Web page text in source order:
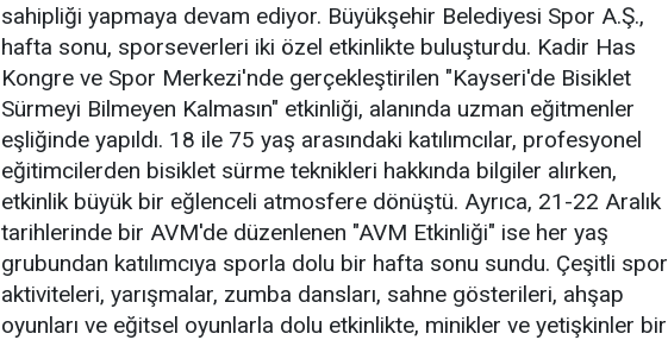
sahipliği yapmaya devam ediyor. Büyükşehir Belediyesi Spor A.Ş.,
hafta sonu, sporseverleri iki özel etkinlikte buluşturdu. Kadir Has
Kongre ve Spor Merkezi'nde gerçekleştirilen "Kayseri'de Bisiklet
Sürmeyi Bilmeyen Kalmasın" etkinliği, alanında uzman eğitmenler
eşliğinde yapıldı. 18 ile 75 yaş arasındaki katılımcılar, profesyonel
eğitimcilerden bisiklet sürme teknikleri hakkında bilgiler alırken,
etkinlik büyük bir eğlenceli atmosfere dönüştü. Ayrıca, 21-22 Aralık
tarihlerinde bir AVM'de düzenlenen "AVM Etkinliği" ise her yaş
grubundan katılımcıya sporla dolu bir hafta sonu sundu. Çeşitli spor
aktiviteleri, yarışmalar, zumba dansları, sahne gösterileri, ahşap
oyunları ve eğitsel oyunlarla dolu etkinlikte, minikler ve yetişkinler bir